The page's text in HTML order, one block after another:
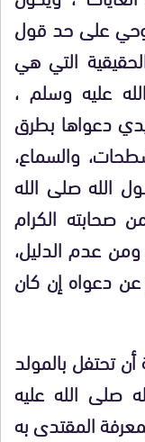
على حد قول
التي هي
عليه وسلم ،
دعواها بطرق
والسماع،
الله صلى الله
الكرام
عدم الدليل،
دعواه إن كان
تحتفل بالمولد
صلى الله عليه
المقتدى به